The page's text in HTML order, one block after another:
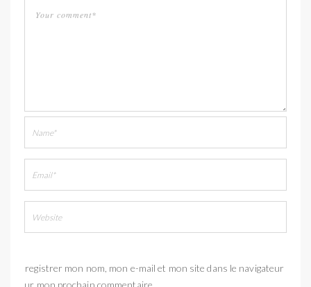
Enregistrer mon nom, mon e-mail et mon site dans le navigateur
pour mon prochain commentaire.